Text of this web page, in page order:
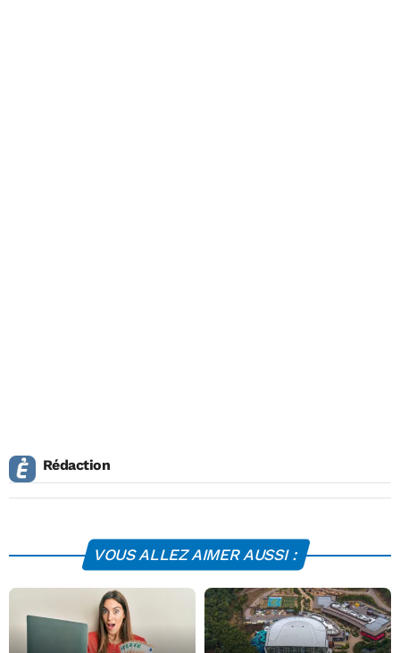
Rédaction
VOUS ALLEZ AIMER AUSSI :